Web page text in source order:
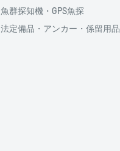
魚群探知機・GPS魚探
法定備品・アンカー・係留用品